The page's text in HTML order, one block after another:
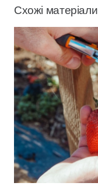
Схожі матеріали